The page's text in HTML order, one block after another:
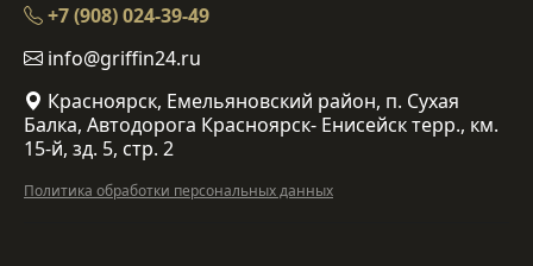
+7 (908) 024-39-49
info@griffin24.ru
Красноярск, Емельяновский район, п. Сухая
Балка, Автодорога Красноярск- Енисейск терр., км.
15-й, зд. 5, стр. 2
Политика обработки персональных данных